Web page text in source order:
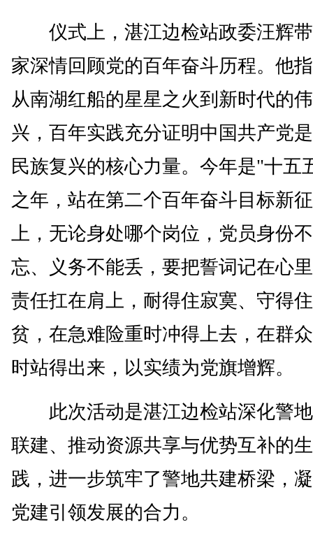
仪式上，湛江边检站政委汪辉
家深情回顾党的百年奋斗历程。他
从南湖红船的星星之火到新时代的
兴，百年实践充分证明中国共产党
民族复兴的核心力量。今年是"十五
之年，站在第二个百年奋斗目标新
上，无论身处哪个岗位，党员身份
忘、义务不能丢，要把誓词记在心
责任扛在肩上，耐得住寂寞、守得
贫，在急难险重时冲得上去，在群
时站得出来，以实绩为党旗增辉。
此次活动是湛江边检站深化警
联建、推动资源共享与优势互补的
践，进一步筑牢了警地共建桥梁，
党建引领发展的合力。